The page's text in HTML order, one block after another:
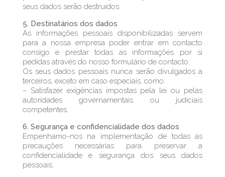
seus dados serão destruídos.
5. Destinatários dos dados
As informações pessoais disponibilizadas servem
para a nossa empresa poder entrar em contacto
consigo e prestar todas as informações por si
pedidas através do nosso formulário de contacto.
Os seus dados pessoais nunca serão divulgados a
terceiros, exceto em caso especiais, como:
– Satisfazer exigências impostas pela lei ou pelas
autoridades governamentais ou judiciais
competentes.
6. Segurança e confidencialidade dos dados
Empenhamo-nos na implementação de todas as
precauções necessárias para preservar a
confidencialidade e segurança dos seus dados
pessoais.